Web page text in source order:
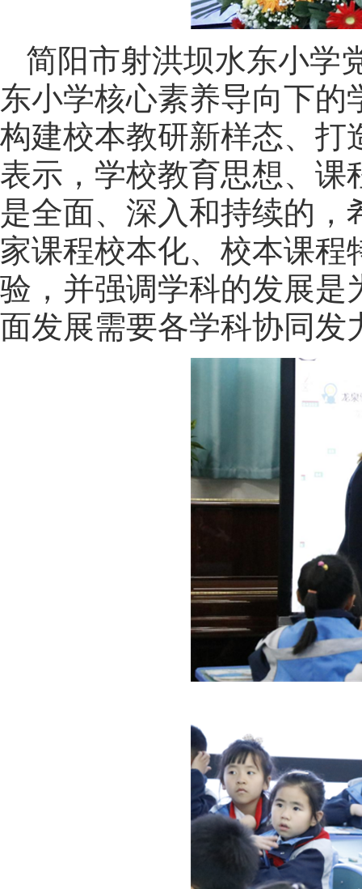
简阳市射洪坝水东小学
东小学核心素养导向下
构建校本教研新样态、打
表示，学校教育思想、课
是全面、深入和持续的
家课程校本化、校本课
验，并强调学科的发展是
面发展需要各学科协同发